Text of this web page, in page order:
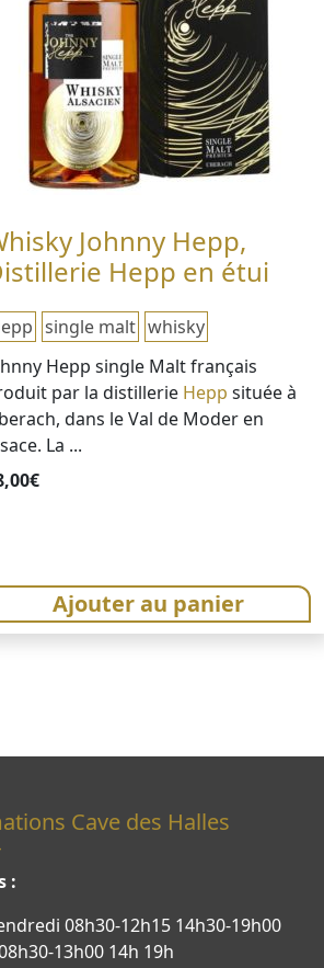
Johnny Hepp,
Hepp en étui
single malt whisky
Hepp single Malt français
par la distillerie Hepp située à
dans le Val de Moder en
La ...
€
Ajouter au panier
Cave des Halles
:
08h30-12h15 14h30-19h00
13h00 14h 19h